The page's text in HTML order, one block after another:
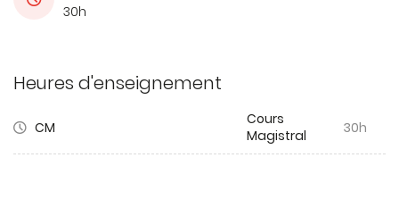
30h
Heures d'enseignement
CM
Cours
Magistral
30h